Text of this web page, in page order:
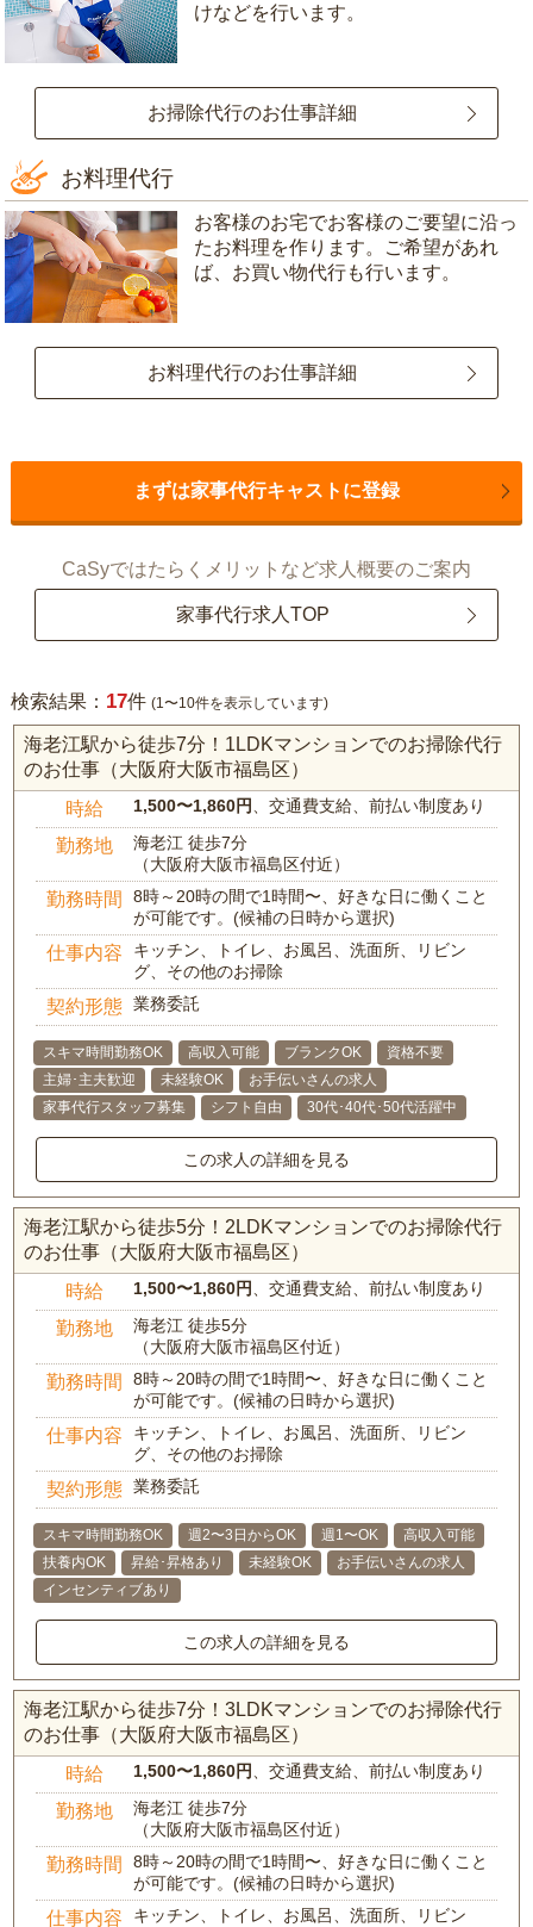
けなどを行います。
お掃除代行のお仕事詳細
お料理代行
お客様のお宅でお客様のご要望に沿っ
たお料理を作ります。ご希望があれ
ば、お買い物代行も行います。
お料理代行のお仕事詳細
まずは家事代行キャストに登録
CaSyではたらくメリットなど求人概要のご案内
家事代行求人TOP
検索結果： 17件 (1〜10件を表示しています)
海老江駅から徒歩7分！1LDKマンションでのお掃除代行
のお仕事（大阪府大阪市福島区）
時給 1,500〜1,860円 、交通費支給、前払い制度あり
勤務地
海老江 徒歩7分
（大阪府大阪市福島区付近）
勤務時間
8時～20時の間で1時間〜、好きな日に働くこと
が可能です。(候補の日時から選択)
仕事内容
キッチン、トイレ、お風呂、洗面所、リビン
グ、その他のお掃除
契約形態 業務委託
スキマ時間勤務OK 高収入可能 ブランクOK
資格不要
主婦･主夫歓迎
未経験OK
お手伝いさんの求人
家事代行スタッフ募集
シフト自由 30代･40代･50代活躍中
この求人の詳細を見る
海老江駅から徒歩5分！2LDKマンションでのお掃除代行
のお仕事（大阪府大阪市福島区）
時給 1,500〜1,860円 、交通費支給、前払い制度あり
勤務地
海老江 徒歩5分
（大阪府大阪市福島区付近）
勤務時間
8時～20時の間で1時間〜、好きな日に働くこと
が可能です。(候補の日時から選択)
仕事内容
キッチン、トイレ、お風呂、洗面所、リビン
グ、その他のお掃除
契約形態 業務委託
スキマ時間勤務OK 週2〜3日からOK 週1〜OK
高収入可能
扶養内OK
昇給･昇格あり 未経験OK
お手伝いさんの求人
インセンティブあり
この求人の詳細を見る
海老江駅から徒歩7分！3LDKマンションでのお掃除代行
のお仕事（大阪府大阪市福島区）
時給 1,500〜1,860円 、交通費支給、前払い制度あり
勤務地
海老江 徒歩7分
（大阪府大阪市福島区付近）
勤務時間
8時～20時の間で1時間〜、好きな日に働くこと
が可能です。(候補の日時から選択)
仕事内容
キッチン、トイレ、お風呂、洗面所、リビン